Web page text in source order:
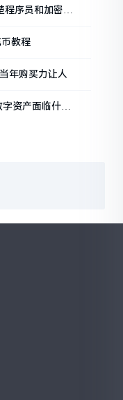
程序员和加密货
教程
年购买力让人
资产面临什么